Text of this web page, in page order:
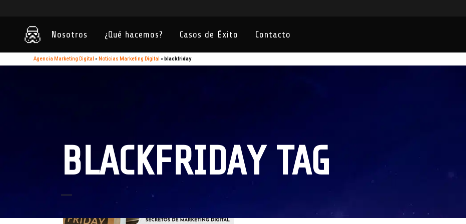
Nosotros ¿Qué hacemos? Casos de Éxito Contacto
Agencia Marketing Digital » Noticias Marketing Digital » blackfriday
BLACKFRIDAY TAG
Nov